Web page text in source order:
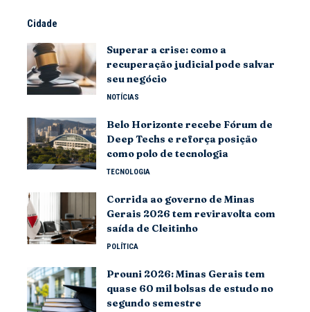
Cidade
Superar a crise: como a
recuperação judicial pode salvar
seu negócio
NOTÍCIAS
Belo Horizonte recebe Fórum de
Deep Techs e reforça posição
como polo de tecnologia
TECNOLOGIA
Corrida ao governo de Minas
Gerais 2026 tem reviravolta com
saída de Cleitinho
POLÍTICA
Prouni 2026: Minas Gerais tem
quase 60 mil bolsas de estudo no
segundo semestre